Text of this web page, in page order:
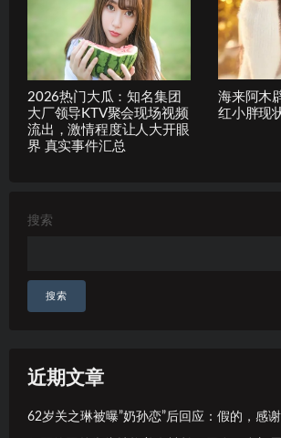
2026热门大瓜：知名集团
大厂领导KTV聚会现场视频
流出，激情程度让人大开眼
界 真实事件汇总
海来阿木
红小胖现
搜索
搜索
近期文章
62岁关之琳被曝”奶孙恋”后回应：假的，感